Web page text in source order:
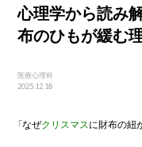
心理学から読み
布のひもが緩む
医療心理科
2025.12.18
「なぜクリスマスに財布の紐